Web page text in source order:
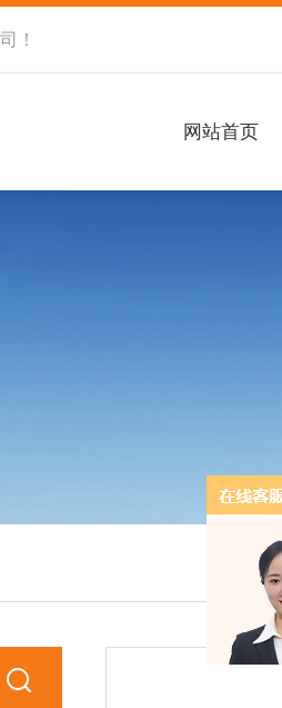
！
网站首页